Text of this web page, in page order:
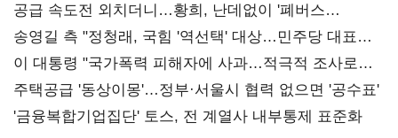
공급 속도전 외치더니…황희, 난데없이 '폐버스
리모델링' 제안
송영길 측 "정청래, 국힘 '역선택' 대상…민주당 대표로
총선 지휘 못해"
이 대통령 "국가폭력 피해자에 사과…적극적 조사로
진실 밝혀야"
주택공급 '동상이몽'…정부·서울시 협력 없으면 '공수표'
'금융복합기업집단' 토스, 전 계열사 내부통제 표준화